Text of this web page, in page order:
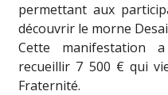
permettant aux
découvrir le morne
Cette manifestation
recueillir 7 500 € qui
Fraternité.